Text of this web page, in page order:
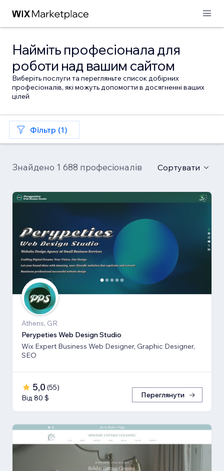
Найміть професіонала для
роботи над вашим сайтом
Виберіть послуги та перегляньте список добірних
професіоналів, які можуть допомогти в досягненні ваших
цілей
Фільтр (1)
Знайдено 1 688 професіоналів Сортувати
Athens, GR
Perypeties Web Design Studio
Wix Expert Business Web Designer, Graphic Designer,
SEO
5,0 (55)
Від 80 $
Переглянути